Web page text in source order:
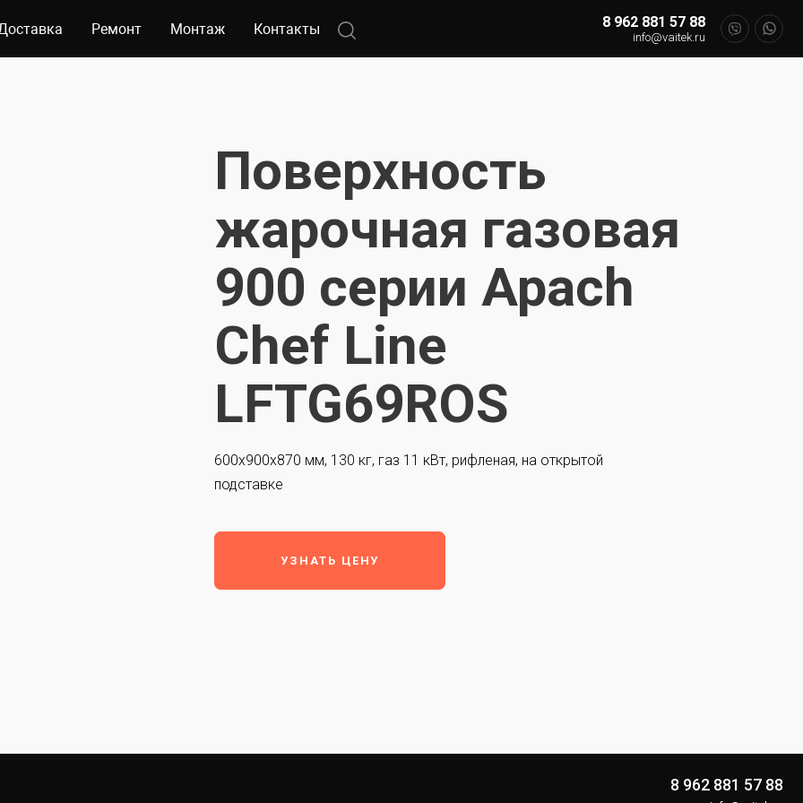
Ремонт Монтаж Контакты 8 962 881 57 88
info@vaitek.ru
Поверхность
жарочная газовая
900 серии Apach
Chef Line
LFTG69ROS
600х900х870 мм, 130 кг, газ 11 кВт, рифленая, на открытой
подставке
УЗНАТЬ ЦЕНУ
8 962 881 57 88